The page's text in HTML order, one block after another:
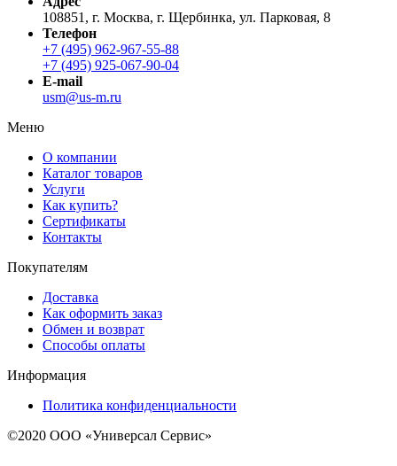
108851, г. Москва, г. Щербинка, ул. Парковая, 8
Телефон
+7 (495) 962-967-55-88
+7 (495) 925-067-90-04
E-mail
usm@us-m.ru
Меню
О компании
Каталог товаров
Услуги
Как купить?
Сертификаты
Контакты
Покупателям
Доставка
Как оформить заказ
Обмен и возврат
Способы оплаты
Информация
Политика конфиденциальности
©2020 ООО «Универсал Сервис»